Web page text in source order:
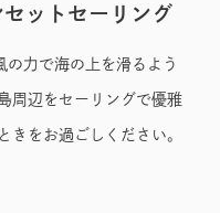
ットセーリング
力で海の上を滑るよう
周辺をセーリングで優雅
きをお過ごしください。